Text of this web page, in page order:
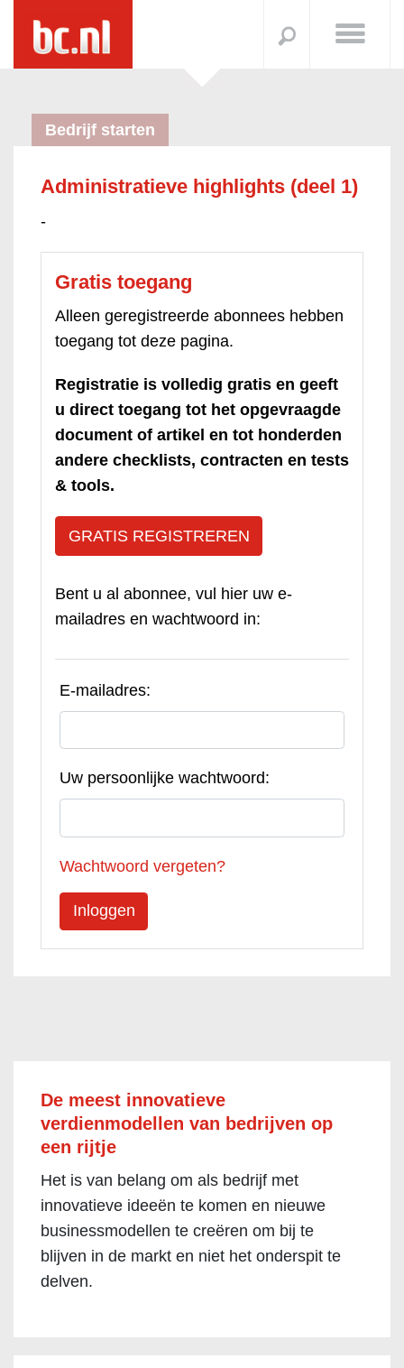
Bedrijf starten
Administratieve highlights (deel 1)
-
Gratis toegang
Alleen geregistreerde abonnees hebben
toegang tot deze pagina.
Registratie is volledig gratis en geeft
u direct toegang tot het opgevraagde
document of artikel en tot honderden
andere checklists, contracten en tests
& tools.
GRATIS REGISTREREN
Bent u al abonnee, vul hier uw e-
mailadres en wachtwoord in:
E-mailadres:
Uw persoonlijke wachtwoord:
Wachtwoord vergeten?
De meest innovatieve
verdienmodellen van bedrijven op
een rijtje
Het is van belang om als bedrijf met
innovatieve ideeën te komen en nieuwe
businessmodellen te creëren om bij te
blijven in de markt en niet het onderspit te
delven.